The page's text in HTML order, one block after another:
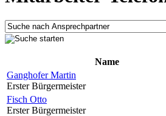
Name
Ganghofer Martin
Erster Bürgermeister
Fisch Otto
Erster Bürgermeister